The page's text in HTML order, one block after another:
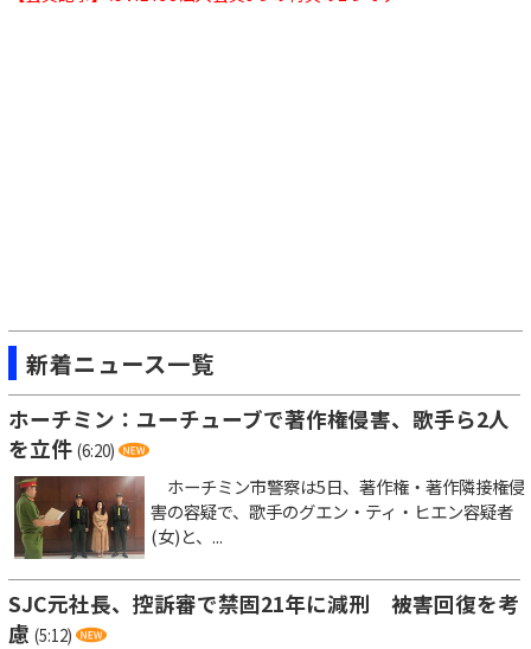
新着ニュース一覧
ホーチミン：ユーチューブで著作権侵害、歌手ら2人
を立件 (6:20)
ホーチミン市警察は5日、著作権・著作隣接権侵
害の容疑で、歌手のグエン・ティ・ヒエン容疑者
(女)と、...
SJC元社長、控訴審で禁固21年に減刑 被害回復を考
慮 (5:12)